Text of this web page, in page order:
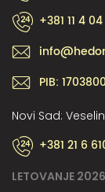
+381 11 4
PIB:
Novi Sad:
+381 21 6
LETOVANJE